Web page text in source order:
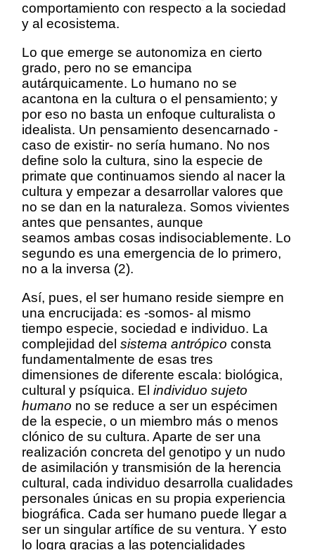
comportamiento con respecto a la sociedad
y al ecosistema.
Lo que emerge se autonomiza en cierto
grado, pero no se emancipa
autárquicamente. Lo humano no se
acantona en la cultura o el pensamiento; y
por eso no basta un enfoque culturalista o
idealista. Un pensamiento desencarnado -
caso de existir- no sería humano. No nos
define solo la cultura, sino la especie de
primate que continuamos siendo al nacer la
cultura y empezar a desarrollar valores que
no se dan en la naturaleza. Somos vivientes
antes que pensantes, aunque
seamos ambas cosas indisociablemente. Lo
segundo es una emergencia de lo primero,
no a la inversa (2).
Así, pues, el ser humano reside siempre en
una encrucijada: es -somos- al mismo
tiempo especie, sociedad e individuo. La
complejidad del sistema antrópico consta
fundamentalmente de esas tres
dimensiones de diferente escala: biológica,
cultural y psíquica. El individuo sujeto
humano no se reduce a ser un espécimen
de la especie, o un miembro más o menos
clónico de su cultura. Aparte de ser una
realización concreta del genotipo y un nudo
de asimilación y transmisión de la herencia
cultural, cada individuo desarrolla cualidades
personales únicas en su propia experiencia
biográfica. Cada ser humano puede llegar a
ser un singular artífice de su ventura. Y esto
lo logra gracias a las potencialidades